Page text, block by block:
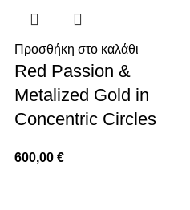
Προσθήκη στο καλάθι
Red Passion &
Metalized Gold in
Concentric Circles
600,00 €